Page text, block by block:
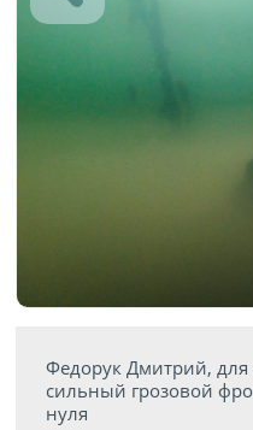
Федорук Дмитрий,
сильный грозовой
нуля